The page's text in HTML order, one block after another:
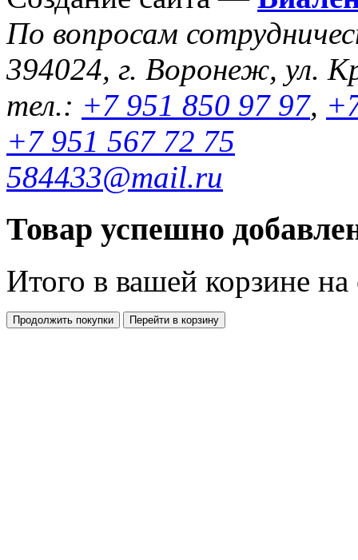
По вопросам
394024, г. Воронеж, ул.
тел.: +7 951 850 97 97,
+7 951 567 72 75
584433@mail.ru
Товар успешно
Итого в вашей корзине
Продолжить покупки Перейти в корзину